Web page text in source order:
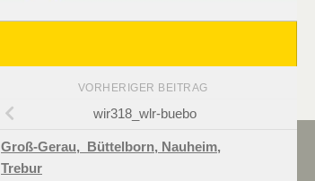
VORHERIGER BEITRAG
wir318_wlr-buebo
Groß-Gerau, Büttelborn, Nauheim,
Trebur